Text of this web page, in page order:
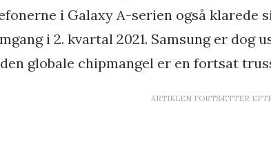
i Galaxy A-serien også klarede
i 2. kvartal 2021. Samsung er
globale chipmangel er en fortsat
ARTIKLEN FORTSÆTTER